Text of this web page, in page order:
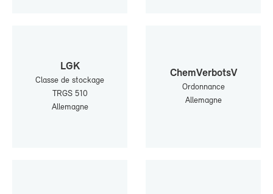
LGK
Classe de sto­ckage
TRGS 510
Al­le­magne
Chem­Ver­botsV
Or­don­nance
Al­le­magne